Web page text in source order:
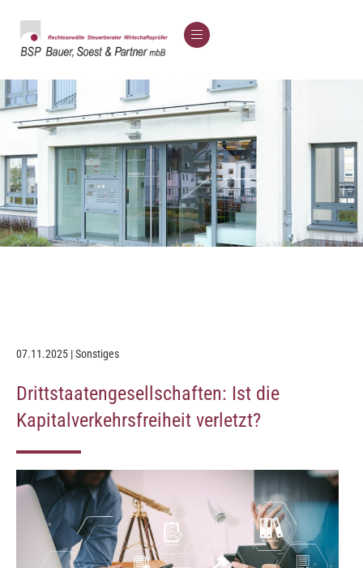
07.11.2025 | Sonstiges
Drittstaatengesellschaften: Ist die
Kapitalverkehrsfreiheit verletzt?